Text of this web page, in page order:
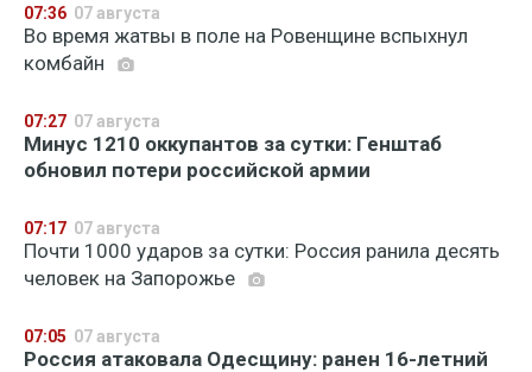
07:36 07 августа
Во время жатвы в поле на Ровенщине вспыхнул
комбайн
07:27 07 августа
Минус 1210 оккупантов за сутки: Генштаб
обновил потери российской армии
07:17 07 августа
Почти 1000 ударов за сутки: Россия ранила десять
человек на Запорожье
07:05 07 августа
Россия атаковала Одесщину: ранен 16-летний